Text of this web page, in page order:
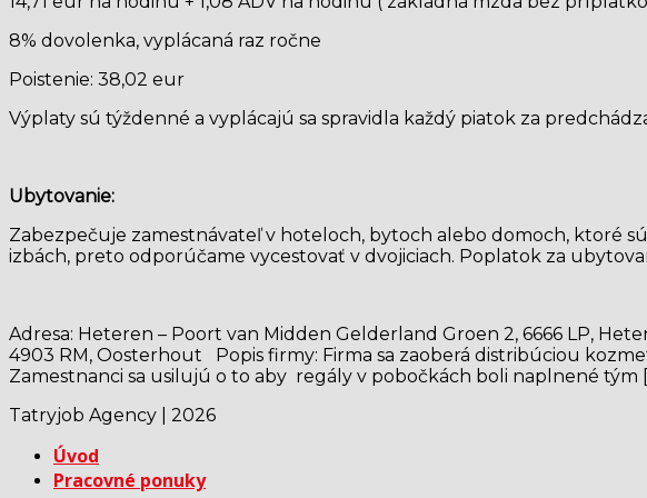
8% dovolenka, vyplácaná raz ročne
Poistenie: 38,02 eur
Výplaty sú týždenné a vyplácajú sa spravidla každý piatok za
Ubytovanie:
Zabezpečuje zamestnávateľ v hoteloch, bytoch alebo domoch, ktoré
izbách, preto odporúčame vycestovať v dvojiciach. Poplatok za
Adresa: Heteren – Poort van Midden Gelderland Groen 2, 6666 LP,
4903 RM, Oosterhout Popis firmy: Firma sa zaoberá distribúciou
Zamestnanci sa usilujú o to aby regály v pobočkách boli naplnené tým
Tatryjob Agency | 2026
Úvod
Pracovné ponuky